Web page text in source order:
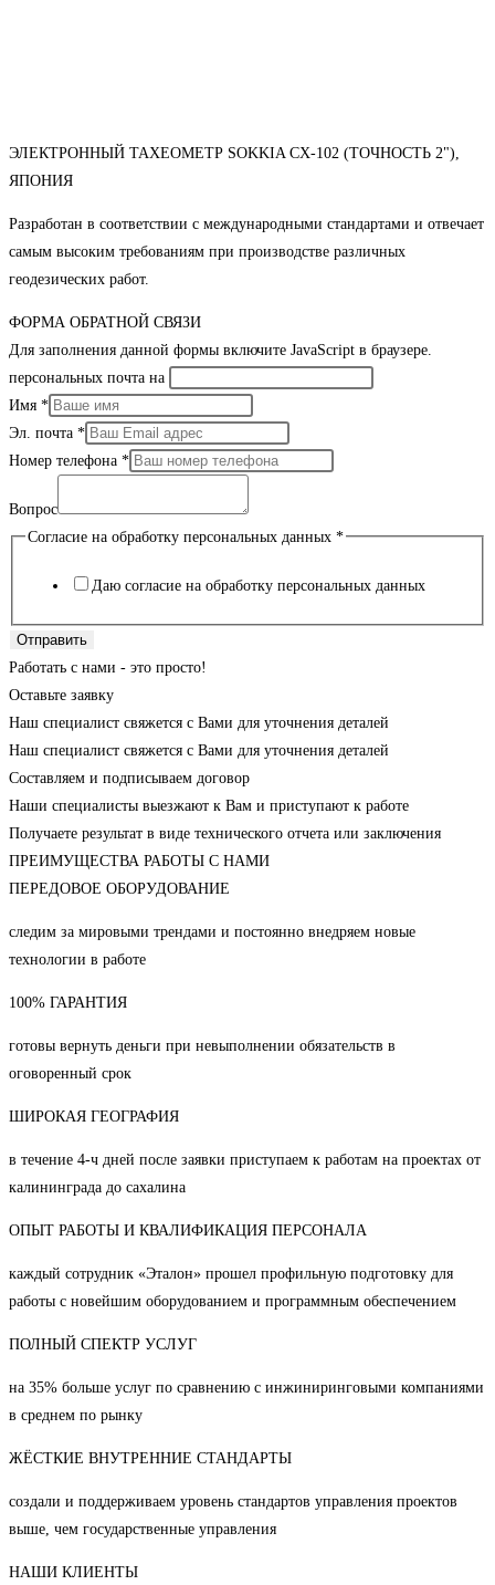
ЭЛЕКТРОННЫЙ ТАХЕОМЕТР SOKKIA CX-102 (ТОЧНОСТЬ 2"),
ЯПОНИЯ
Разработан в соответствии с международными стандартами и отвечает
самым высоким требованиям при производстве различных
геодезических работ.
ФОРМА ОБРАТНОЙ СВЯЗИ
Для заполнения данной формы включите JavaScript в браузере.
персональных почта на
Имя *
Эл. почта *
Номер телефона *
Вопрос
Согласие на обработку персональных данных *
Даю согласие на обработку персональных данных
Отправить
Работать с нами - это просто!
Оставьте заявку
Наш специалист свяжется с Вами для уточнения деталей
Наш специалист свяжется с Вами для уточнения деталей
Составляем и подписываем договор
Наши специалисты выезжают к Вам и приступают к работе
Получаете результат в виде технического отчета или заключения
ПРЕИМУЩЕСТВА РАБОТЫ С НАМИ
ПЕРЕДОВОЕ ОБОРУДОВАНИЕ
следим за мировыми трендами и постоянно внедряем новые
технологии в работе
100% ГАРАНТИЯ
готовы вернуть деньги при невыполнении обязательств в
оговоренный срок
ШИРОКАЯ ГЕОГРАФИЯ
в течение 4-ч дней после заявки приступаем к работам на проектах от
калининграда до сахалина
ОПЫТ РАБОТЫ И КВАЛИФИКАЦИЯ ПЕРСОНАЛА
каждый сотрудник «Эталон» прошел профильную подготовку для
работы с новейшим оборудованием и программным обеспечением
ПОЛНЫЙ СПЕКТР УСЛУГ
на 35% больше услуг по сравнению с инжиниринговыми компаниями
в среднем по рынку
ЖЁСТКИЕ ВНУТРЕННИЕ СТАНДАРТЫ
создали и поддерживаем уровень стандартов управления проектов
выше, чем государственные управления
НАШИ КЛИЕНТЫ